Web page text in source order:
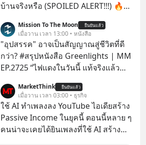
บ้านจริงหรือ (SPOILED ALERT!!!) 🔥
Mission To The Moon ยืนยันแล้ว
เมื่อวาน เวลา 13:00 • หนังสือ
"อุปสรรค" อาจเป็นสัญญาณสู่ชีวิตที่ดี
กว่า? #สรุปหนังสือ Greenlights | MM
EP.2725 “ไฟแดงในวันนี้ แท้จริงแล้ว
เปลี่ยนสี” McConaughey ดาราดาวรุ่ง
ในยุคหนึ่ง เคยปฏิเสธเงินค่าตัวหนังรอม
คอมที่สูงถึง 14.5 ล้านดอลลาร์ (หรือ
ราว 500 ล้านบาท) เพียงเพราะเขาไม่
MarketThink ยืนยันแล้ว
เมื่อวาน เวลา 03:00 • ธุรกิจ
ใช้ AI ทำเพลงลง YouTube ไอเดียสร้าง
Passive Income ในยุคนี้ ตอนนี้หลาย ๆ
คนน่าจะเคยได้ยินเพลงที่ใช้ AI สร้าง